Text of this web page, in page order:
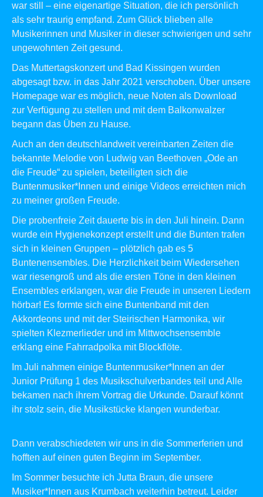
war still – eine eigenartige Situation, die ich persönlich
als sehr traurig empfand. Zum Glück blieben alle
Musikerinnen und Musiker in dieser schwierigen und sehr
ungewohnten Zeit gesund.
Das Muttertagskonzert und Bad Kissingen wurden
abgesagt bzw. in das Jahr 2021 verschoben. Über unsere
Homepage war es möglich, neue Noten als Download
zur Verfügung zu stellen und mit dem Balkonwalzer
begann das Üben zu Hause.
Auch an den deutschlandweit vereinbarten Zeiten die
bekannte Melodie von Ludwig van Beethoven „Ode an
die Freude“ zu spielen, beteiligten sich die
Buntenmusiker*Innen und einige Videos erreichten mich
zu meiner großen Freude.
Die probenfreie Zeit dauerte bis in den Juli hinein. Dann
wurde ein Hygienekonzept erstellt und die Bunten trafen
sich in kleinen Gruppen – plötzlich gab es 5
Buntenensembles. Die Herzlichkeit beim Wiedersehen
war riesengroß und als die ersten Töne in den kleinen
Ensembles erklangen, war die Freude in unseren Liedern
hörbar! Es formte sich eine Buntenband mit den
Akkordeons und mit der Steirischen Harmonika, wir
spielten Klezmerlieder und im Mittwochsensemble
erklang eine Fahrradpolka mit Blockflöte.
Im Juli nahmen einige Buntenmusiker*Innen an der
Junior Prüfung 1 des Musikschulverbandes teil und Alle
bekamen nach ihrem Vortrag die Urkunde. Darauf könnt
ihr stolz sein, die Musikstücke klangen wunderbar.
Dann verabschiedeten wir uns in die Sommerferien und
hofften auf einen guten Beginn im September.
Im Sommer besuchte ich Jutta Braun, die unsere
Musiker*Innen aus Krumbach weiterhin betreut. Leider